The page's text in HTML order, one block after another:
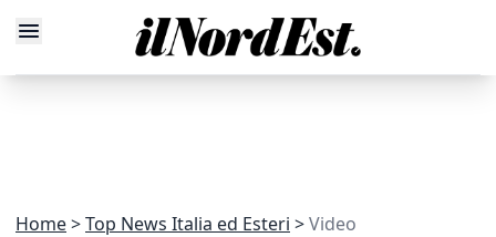
Home Top News Italia ed Esteri Video